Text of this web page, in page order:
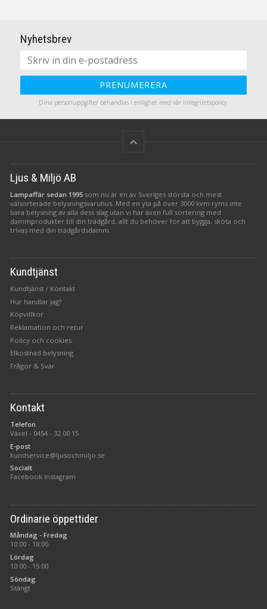
Nyhetsbrev
PRENUMERERA
Dina personuppgifter behandlas i enlighet med vår integritetspolicy.
keyboard_arrow_up
Ljus & Miljö AB
Lampaffär sedan 1995 som nu är en av Sveriges största och mest
välsorterade belysningsvaruhus. Med en yta på över 3000 kvm ryms inte
bara belysning av alla dess slag utan vi har även full sortering med
dammprodukter till din trädgård, allt du behöver för att bygga, sköta och
trivas med din trädgårdsdamm.
Kundtjänst
Kundtjänst / Kontakt
Hur handlar jag?
Köpvillkor
Reklamation och retur
Policy och cookies
Elkostnad belysning
Frågor & Svar
Kontakt
Telefon
Växel - 0454 - 32 00 15
E-post
kundservice@ljusochmiljo.se
Socialt
Facebook Instagram
Ordinarie öppettider
Måndag - Fredag
10:00 - 18:00
Lördag
10:00 - 15:00
Söndag
Stängt